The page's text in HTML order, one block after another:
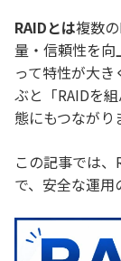
RAIDとは複数
量・信頼性を
って特性が大
ぶと「RAIDを
態にもつながり
この記事では
で、安全な運用